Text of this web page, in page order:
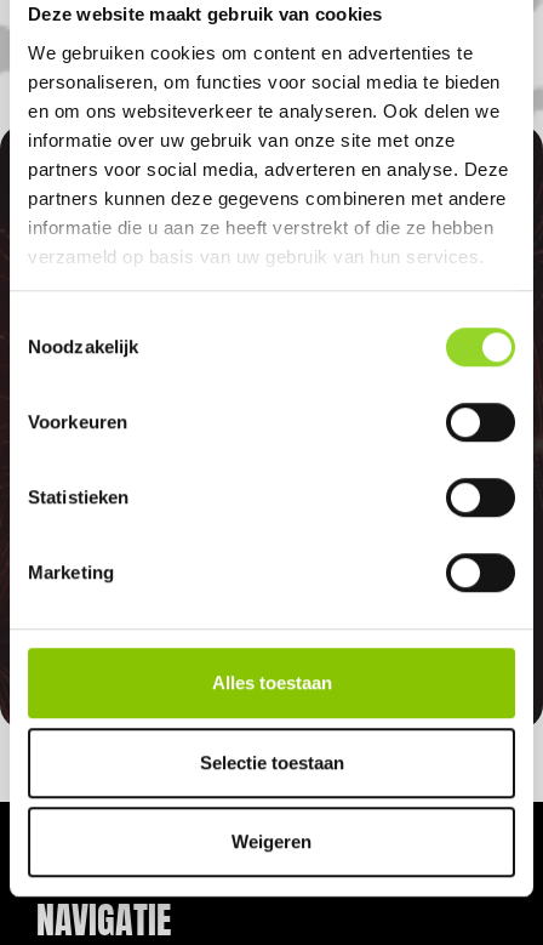
Deze website maakt gebruik van cookies
We gebruiken cookies om content en advertenties te
personaliseren, om functies voor social media te bieden
en om ons websiteverkeer te analyseren. Ook delen we
informatie over uw gebruik van onze site met onze
partners voor social media, adverteren en analyse. Deze
partners kunnen deze gegevens combineren met andere
informatie die u aan ze heeft verstrekt of die ze hebben
verzameld op basis van uw gebruik van hun services.
Noodzakelijk
Voorkeuren
Statistieken
Marketing
Alles toestaan
Selectie toestaan
Weigeren
100%
GELD TERUG
Indien er in 2026 weer een landelijk
vuurwerkverbod is, storten wij de
terug
NAVIGATIE